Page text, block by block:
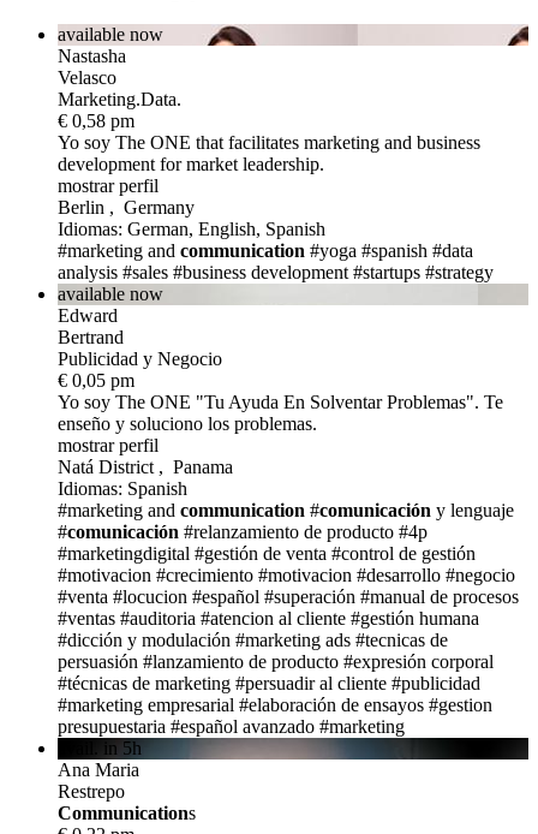
available now
Nastasha
Velasco
Marketing.Data.
€ 0,58 pm
Yo soy The ONE that facilitates marketing and business
development for market leadership.
mostrar perfil
Berlin , Germany
Idiomas: German, English, Spanish
#marketing and communication #yoga #spanish #data
analysis #sales #business development #startups #strategy
available now
Edward
Bertrand
Publicidad y Negocio
€ 0,05 pm
Yo soy The ONE "Tu Ayuda En Solventar Problemas". Te
enseño y soluciono los problemas.
mostrar perfil
Natá District , Panama
Idiomas: Spanish
#marketing and communication #comunicación y lenguaje
#comunicación #relanzamiento de producto #4p
#marketingdigital #gestión de venta #control de gestión
#motivacion #crecimiento #motivacion #desarrollo #negocio
#venta #locucion #español #superación #manual de procesos
#ventas #auditoria #atencion al cliente #gestión humana
#dicción y modulación #marketing ads #tecnicas de
persuasión #lanzamiento de producto #expresión corporal
#técnicas de marketing #persuadir al cliente #publicidad
#marketing empresarial #elaboración de ensayos #gestion
presupuestaria #español avanzado #marketing
avail. in 5h
Ana Maria
Restrepo
Communications